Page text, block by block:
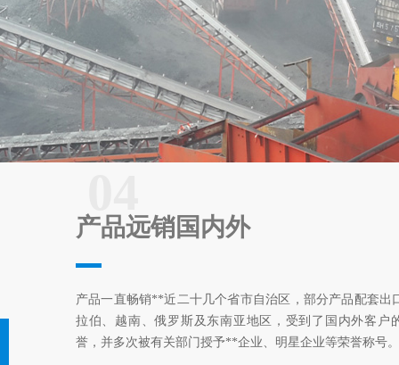
产品远销国内外
产品一直畅销**近二十几个省市自治区，部分产品配套出
拉伯、越南、俄罗斯及东南亚地区，受到了国内外客户
誉，并多次被有关部门授予**企业、明星企业等荣誉称号。